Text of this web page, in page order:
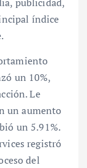
índice
un 10%,
Le
un aumento
un 5.91%.
registró
del